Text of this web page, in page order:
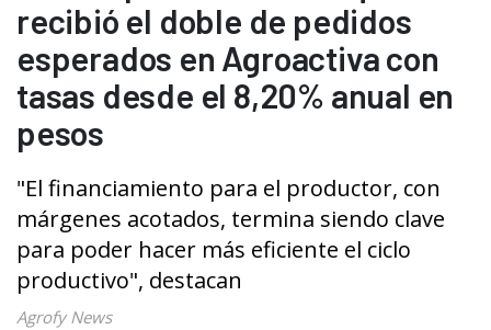
recibió el doble de pedidos
esperados en Agroactiva con
tasas desde el 8,20% anual en
pesos
"El financiamiento para el productor, con
márgenes acotados, termina siendo clave
para poder hacer más eficiente el ciclo
productivo", destacan
Agrofy News